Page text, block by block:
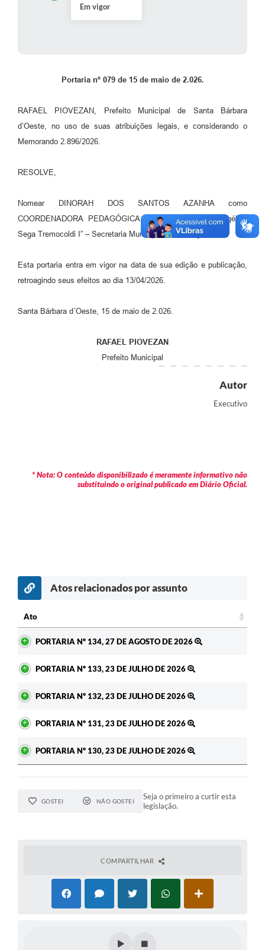
Enquete
Plano Municipal de Segurança Pública
Em vigor
Portaria nº 079 de 15 de maio de 2.026.
RAFAEL PIOVEZAN, Prefeito Municipal de Santa Bárbara
d’Oeste, no uso de suas atribuições legais, e considerando o
Memorando 2.896/2026.
RESOLVE,
Nomear DINORAH DOS SANTOS AZANHA como
COORDENADORA PEDAGÓGICA II, junto ao CIEP “Angélica
Sega Tremocoldi I” – Secretaria Municipal de Educação.
Esta portaria entra em vigor na data de sua edição e publicação,
retroagindo seus efeitos ao dia 13/04/2026.
Santa Bárbara d´Oeste, 15 de maio de 2.026.
RAFAEL PIOVEZAN
Prefeito Municipal
Autor
Executivo
* Nota: O conteúdo disponibilizado é meramente informativo não
substituindo o original publicado em Diário Oficial.
Atos relacionados por assunto
Ato
PORTARIA Nº 134, 27 DE AGOSTO DE 2026
PORTARIA Nº 133, 23 DE JULHO DE 2026
PORTARIA Nº 132, 23 DE JULHO DE 2026
PORTARIA Nº 131, 23 DE JULHO DE 2026
PORTARIA Nº 130, 23 DE JULHO DE 2026
GOSTEI NÃO GOSTEI
Seja o primeiro a curtir esta
legislação.
COMPARTILHAR